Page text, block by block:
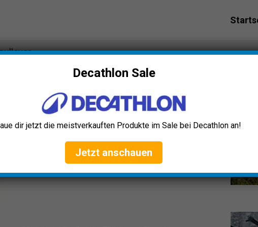
Decathlon Sale
dir jetzt die meistverkauften Produkte im Sale bei Decathlon an!
Jetzt anschauen